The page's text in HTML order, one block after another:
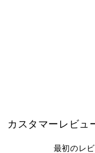
カスタマーレビュ
最初のレ